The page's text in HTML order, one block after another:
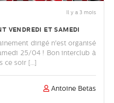
Il y a 3 mois
vendredi et samedi
dirigé n'est organisé
25/04 ! Bon interclub à
ce soir [...]
Antoine Betas